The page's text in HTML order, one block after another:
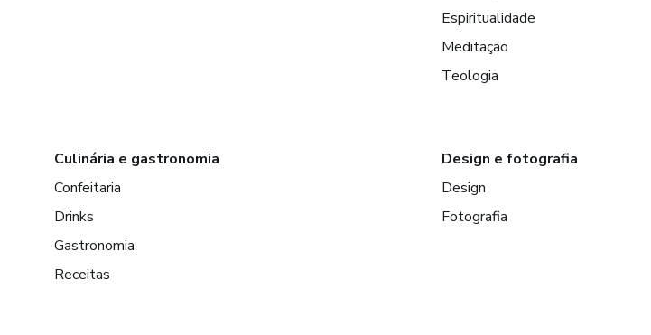
Espiritualidade
Meditação
Teologia
Culinária e gastronomia
Confeitaria
Drinks
Gastronomia
Receitas
Design e fotografia
Design
Fotografia